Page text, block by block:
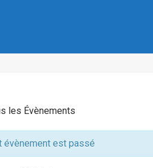
les Évènements
évènement est passé